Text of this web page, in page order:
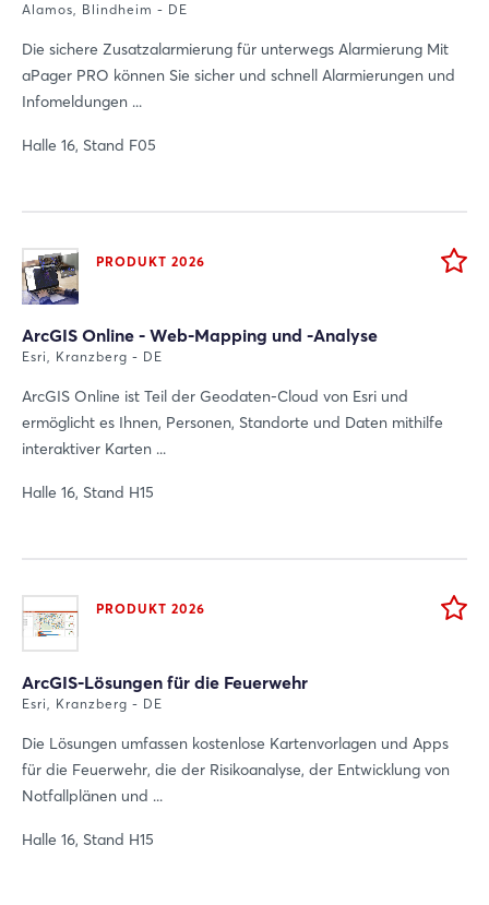
Alamos, Blindheim - DE
Die sichere Zusatzalarmierung für unterwegs Alarmierung Mit
aPager PRO können Sie sicher und schnell Alarmierungen und
Infomeldungen ...
Halle 16, Stand F05
PRODUKT 2026
ArcGIS Online - Web-Mapping und -Analyse
Esri, Kranzberg - DE
ArcGIS Online ist Teil der Geodaten-Cloud von Esri und
ermöglicht es Ihnen, Personen, Standorte und Daten mithilfe
interaktiver Karten ...
Halle 16, Stand H15
PRODUKT 2026
ArcGIS-Lösungen für die Feuerwehr
Esri, Kranzberg - DE
Die Lösungen umfassen kostenlose Kartenvorlagen und Apps
für die Feuerwehr, die der Risikoanalyse, der Entwicklung von
Notfallplänen und ...
Halle 16, Stand H15